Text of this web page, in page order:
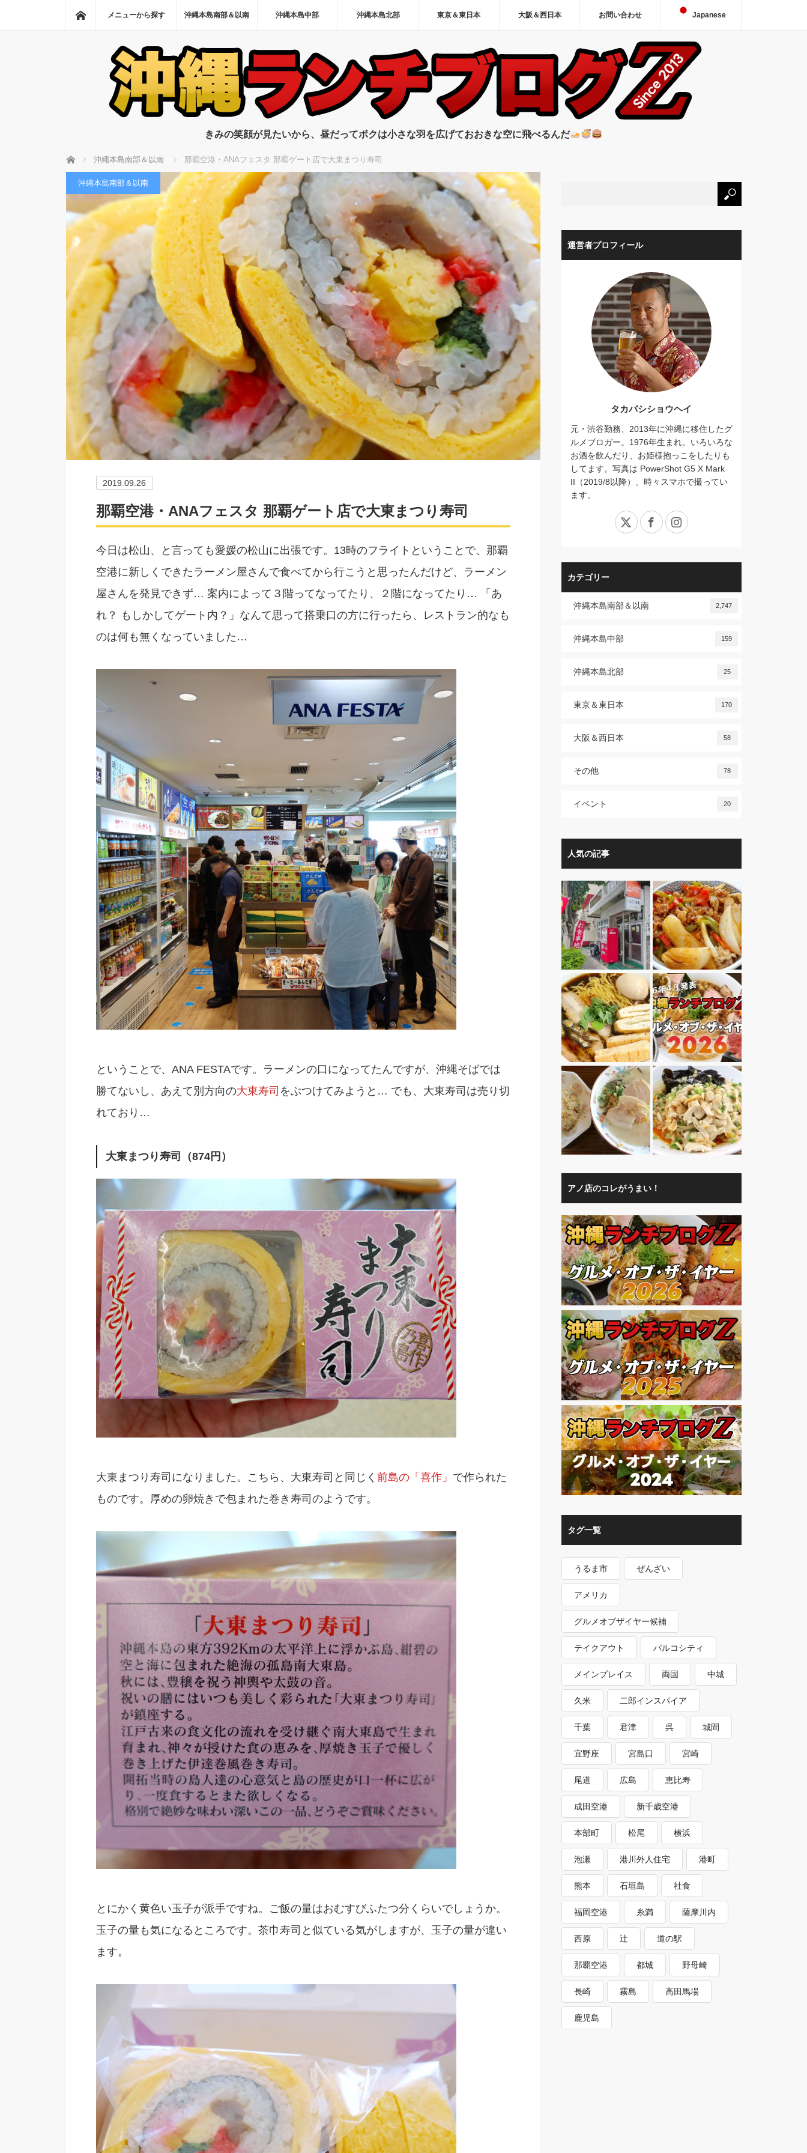
ホーム
メニューから探す 沖縄本島南部＆以南 沖縄本島中部 沖縄本島北部 東京＆東日本 大阪＆西日本 お問い合わせ Japanese
きみの笑顔が見たいから、昼だってボクは小さな羽を広げておおきな空に飛べるんだ
ホーム 沖縄本島南部＆以南 那覇空港・ANAフェスタ 那覇ゲート店で大東まつり寿司
沖縄本島南部＆以南
2019.09.26
那覇空港・ANAフェスタ 那覇ゲート店で大東まつり寿司
今日は松山、と言っても愛媛の松山に出張です。13時のフライトということで、那覇
空港に新しくできたラーメン屋さんで食べてから行こうと思ったんだけど、ラーメン
屋さんを発見できず… 案内によって３階ってなってたり、２階になってたり… 「あ
れ？ もしかしてゲート内？」なんて思って搭乗口の方に行ったら、レストラン的なも
のは何も無くなっていました…
ということで、ANA FESTAです。ラーメンの口になってたんですが、沖縄そばでは
勝てないし、あえて別方向の大東寿司 をぶつけてみようと… でも、大東寿司は売り切
れており…
大東まつり寿司（874円）
大東まつり寿司になりました。こちら、大東寿司と同じく 前島の「喜作」 で作られた
ものです。厚めの卵焼きで包まれた巻き寿司のようです。
とにかく黄色い玉子が派手ですね。ご飯の量はおむすびふたつ分くらいでしょうか。
玉子の量も気になるところです。茶巾寿司と似ている気がしますが、玉子の量が違い
ます。
運営者プロフィール
タカバシショウヘイ
元・渋谷勤務、2013年に沖縄に移住したグ
ルメブロガー。1976年生まれ。いろいろな
お酒を飲んだり、お姫様抱っこをしたりも
してます。写真は PowerShot G5 X Mark
II（2019/8以降）、時々スマホで撮ってい
ます。
X FacebookInstagram
カテゴリー
沖縄本島南部＆以南 2,747
沖縄本島中部 159
沖縄本島北部 25
東京＆東日本 170
大阪＆西日本 58
その他 78
イベント 20
人気の記事
アノ店のコレがうまい！
タグ一覧
うるま市 ぜんざい
アメリカ
グルメオブザイヤー候補
テイクアウト パルコシティ
メインプレイス 両国 中城
久米 二郎インスパイア
千葉 君津 呉 城間
宜野座 宮島口 宮崎
尾道 広島 恵比寿
成田空港 新千歳空港
本部町 松尾 横浜
泡瀬 港川外人住宅 港町
熊本 石垣島 社食
福岡空港 糸満 薩摩川内
西原 辻 道の駅
那覇空港 都城 野母崎
長崎 霧島 高田馬場
鹿児島